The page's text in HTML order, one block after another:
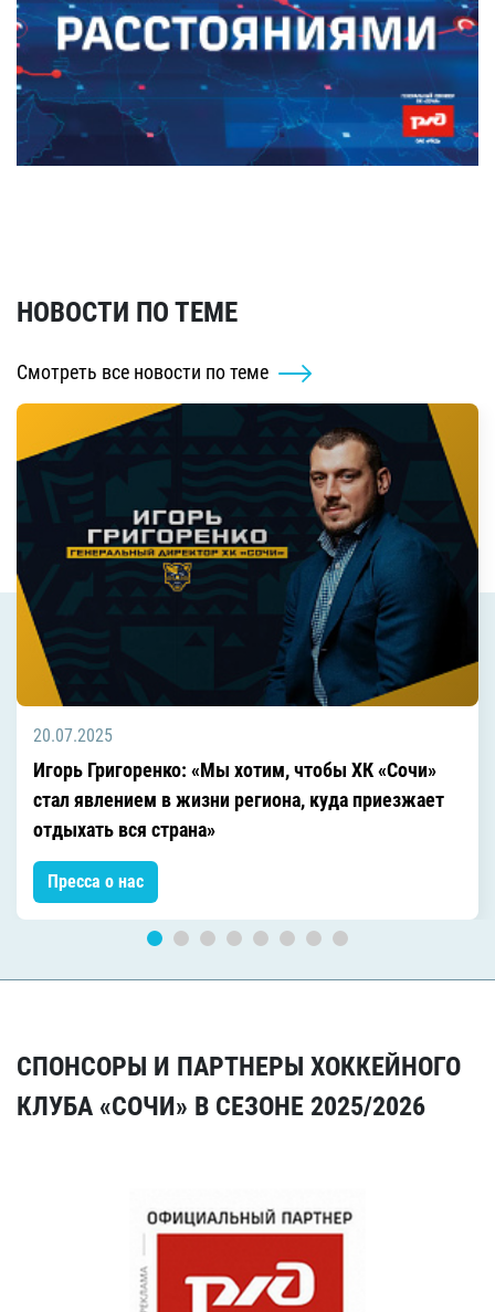
НОВОСТИ ПО ТЕМЕ
Смотреть все новости по теме
20.07.2025
Игорь Григоренко: «Мы хотим, чтобы ХК «Сочи»
стал явлением в жизни региона, куда приезжает
отдыхать вся страна»
Пресса о нас
СПОНСОРЫ И ПАРТНЕРЫ ХОККЕЙНОГО
КЛУБА «СОЧИ» В СЕЗОНЕ 2025/2026